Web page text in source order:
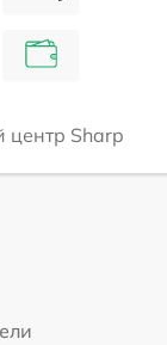
Sharp